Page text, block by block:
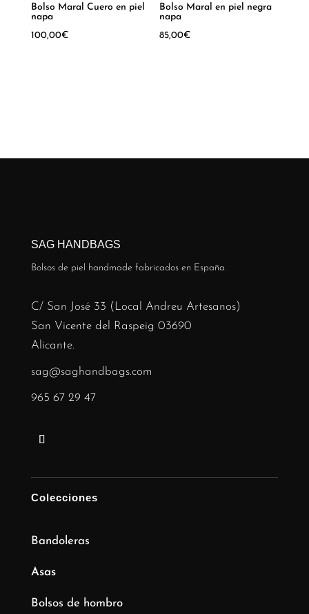
Bolso Maral Cuero en piel
napa
100,00€
Bolso Maral en piel negra
napa
85,00€
SAG HANDBAGS
Bolsos de piel handmade fabricados en España.
C/ San José 33 (Local Andreu Artesanos)
San Vicente del Raspeig 03690
Alicante.
sag@saghandbags.com
965 67 29 47
Colecciones
Bandoleras
Asas
Bolsos de hombro